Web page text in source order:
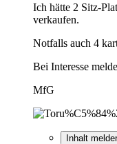
Ich hätte 2 Sitz-
verkaufen.
Notfalls auch 4
Bei Interesse
MfG
Inhalt